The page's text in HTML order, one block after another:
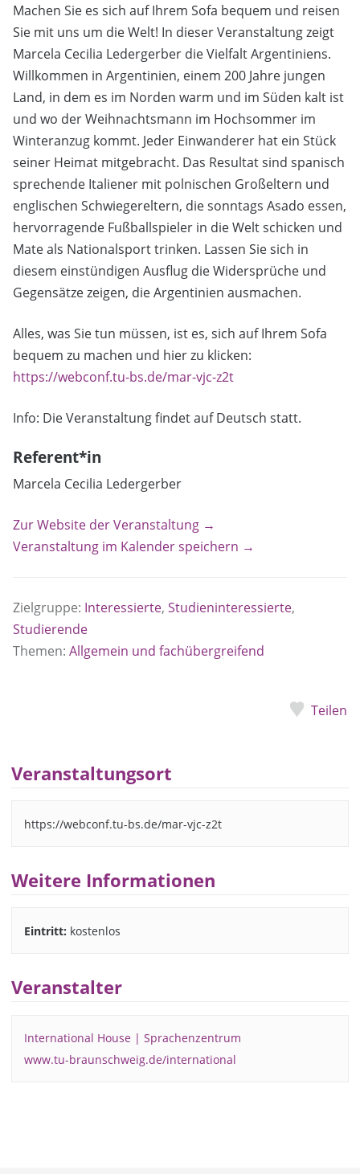
Machen Sie es sich auf Ihrem Sofa bequem und reisen
Sie mit uns um die Welt! In dieser Veranstaltung zeigt
Marcela Cecilia Ledergerber die Vielfalt Argentiniens.
Willkommen in Argentinien, einem 200 Jahre jungen
Land, in dem es im Norden warm und im Süden kalt ist
und wo der Weihnachtsmann im Hochsommer im
Winteranzug kommt. Jeder Einwanderer hat ein Stück
seiner Heimat mitgebracht. Das Resultat sind spanisch
sprechende Italiener mit polnischen Großeltern und
englischen Schwiegereltern, die sonntags Asado essen,
hervorragende Fußballspieler in die Welt schicken und
Mate als Nationalsport trinken. Lassen Sie sich in
diesem einstündigen Ausflug die Widersprüche und
Gegensätze zeigen, die Argentinien ausmachen.
Alles, was Sie tun müssen, ist es, sich auf Ihrem Sofa
bequem zu machen und hier zu klicken:
https://webconf.tu-bs.de/mar-vjc-z2t
Info: Die Veranstaltung findet auf Deutsch statt.
Referent*in
Marcela Cecilia Ledergerber
Zur Website der Veranstaltung →
Veranstaltung im Kalender speichern →
Zielgruppe: Interessierte, Studieninteressierte,
Studierende
Themen: Allgemein und fachübergreifend
Teilen
Veranstaltungsort
https://webconf.tu-bs.de/mar-vjc-z2t
Weitere Informationen
Eintritt: kostenlos
Veranstalter
International House | Sprachenzentrum
www.tu-braunschweig.de/international